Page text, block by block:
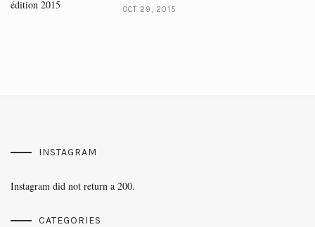
OCT 29, 2015
INSTAGRAM
Instagram did not return a 200.
CATEGORIES